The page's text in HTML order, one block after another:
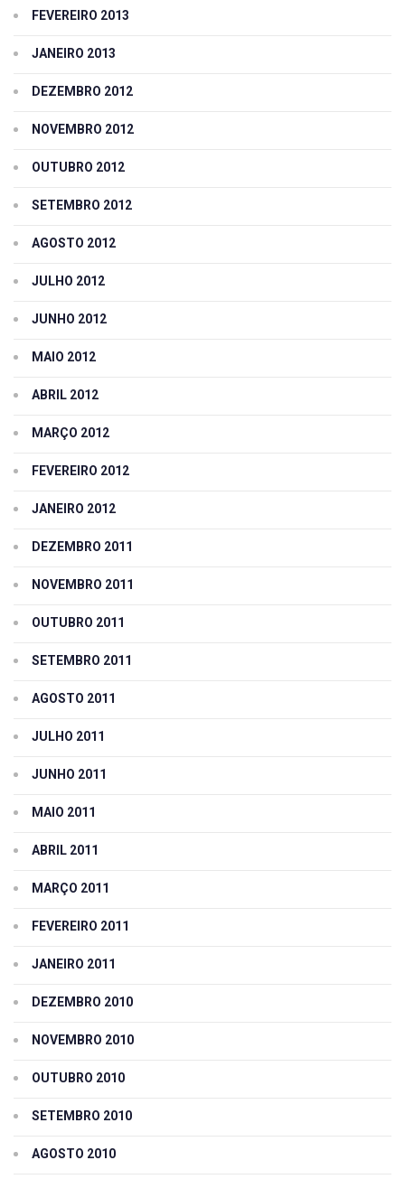
FEVEREIRO 2013
JANEIRO 2013
DEZEMBRO 2012
NOVEMBRO 2012
OUTUBRO 2012
SETEMBRO 2012
AGOSTO 2012
JULHO 2012
JUNHO 2012
MAIO 2012
ABRIL 2012
MARÇO 2012
FEVEREIRO 2012
JANEIRO 2012
DEZEMBRO 2011
NOVEMBRO 2011
OUTUBRO 2011
SETEMBRO 2011
AGOSTO 2011
JULHO 2011
JUNHO 2011
MAIO 2011
ABRIL 2011
MARÇO 2011
FEVEREIRO 2011
JANEIRO 2011
DEZEMBRO 2010
NOVEMBRO 2010
OUTUBRO 2010
SETEMBRO 2010
AGOSTO 2010